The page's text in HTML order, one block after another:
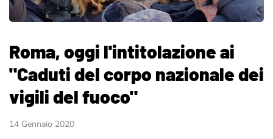
Roma, oggi l'intitolazione ai
"Caduti del corpo nazionale dei
vigili del fuoco"
14 Gennaio 2020